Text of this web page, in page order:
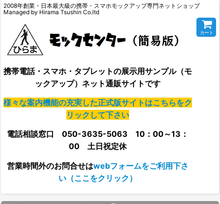
2008年創業・日本最大級の携帯・スマホモックアップ専門ネットショップ
Managed by Hirama Tsushin Co.ltd
携帯電話・スマホ・タブレットの展示用サンプル（モ
ックアップ）ネット通販サイトです
様々な案内機能の充実した正式版サイトはこちらをク
リックして下さい
電話相談窓口 050-3635-5063 10：00～13：
00 土日祝定休
営業時間外のお問合せはwebフォームをご利用下さ
い（ここをクリック）
カート